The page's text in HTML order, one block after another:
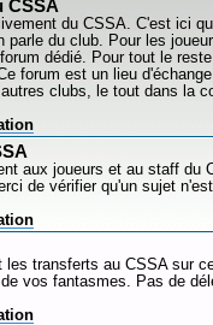
CSSA
du CSSA. C'est ici
parle du club. Pour les
dédié. Pour tout le
forum est un lieu
clubs, le tout dans la
aux joueurs et au staff du
de vérifier qu'un sujet
les transferts au CSSA sur
vos fantasmes. Pas de